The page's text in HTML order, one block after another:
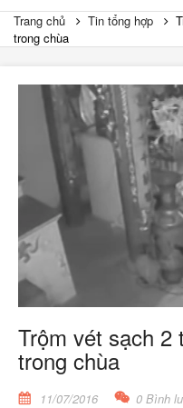
Trang chủ Tin tổng hợp
trong chùa
Trộm vét sạch 2
trong chùa
11/07/2016 0 Bình